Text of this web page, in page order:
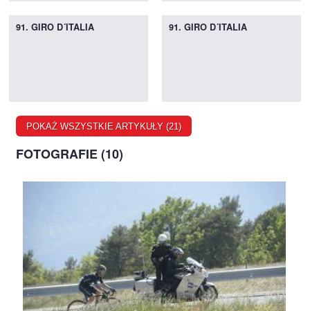
91. GIRO D´ITALIA 91. GIRO D´ITALIA
POKAŻ WSZYSTKIE ARTYKUŁY (21)
FOTOGRAFIE (10)